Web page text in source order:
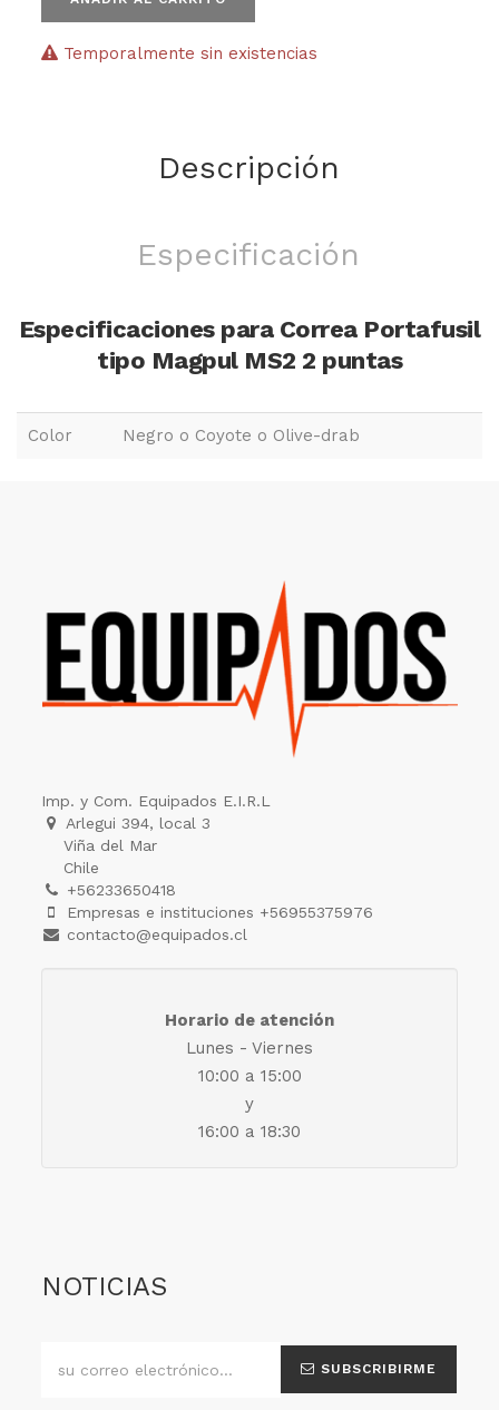
Temporalmente sin existencias
Descripción
Especificación
Especificaciones para Correa Portafusil
tipo Magpul MS2 2 puntas
Color Negro o Coyote o Olive-drab
Imp. y Com. Equipados E.I.R.L
Arlegui 394, local 3
Viña del Mar
Chile
+56233650418
Empresas e instituciones +56955375976
contacto@equipados.cl
Horario de atención
Lunes - Viernes
10:00 a 15:00
y
16:00 a 18:30
NOTICIAS
SUBSCRIBIRME